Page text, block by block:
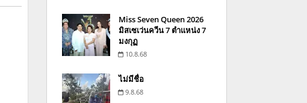
Miss Seven Queen 2026
มิสเซเว่นควีน 7 ตำแหน่ง 7
มงกุฏ
10.8.68
ไม่มีชื่อ
9.8.68